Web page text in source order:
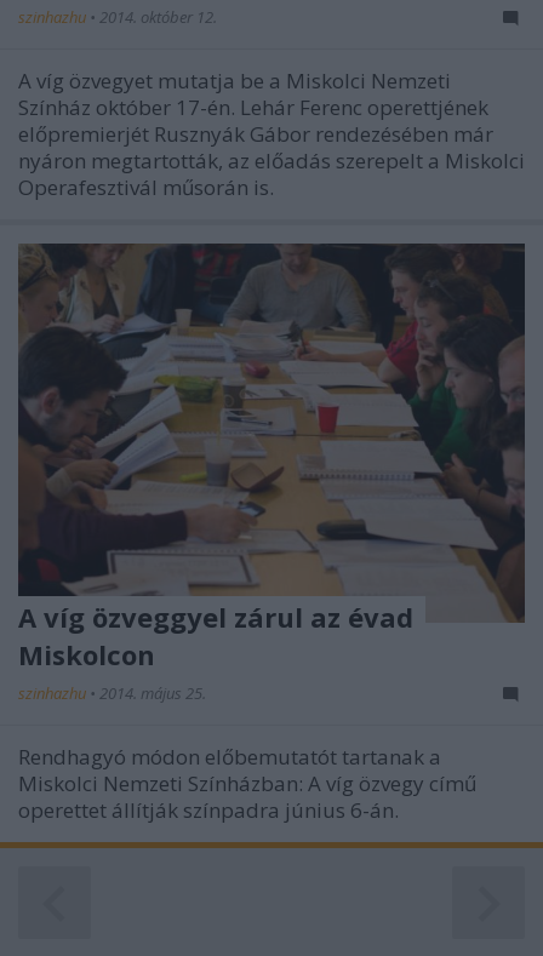
szinhazhu • 2014. október 12.
A víg özvegyet mutatja be a Miskolci Nemzeti
Színház október 17-én. Lehár Ferenc operettjének
előpremierjét Rusznyák Gábor rendezésében már
nyáron megtartották, az előadás szerepelt a Miskolci
Operafesztivál műsorán is.
A víg özveggyel zárul az évad
Miskolcon
szinhazhu • 2014. május 25.
Rendhagyó módon előbemutatót tartanak a
Miskolci Nemzeti Színházban: A víg özvegy című
operettet állítják színpadra június 6-án.